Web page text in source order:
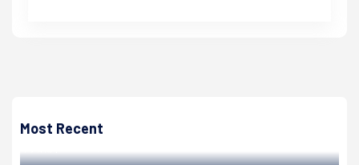
Most Recent
醒不忘登革熱防治